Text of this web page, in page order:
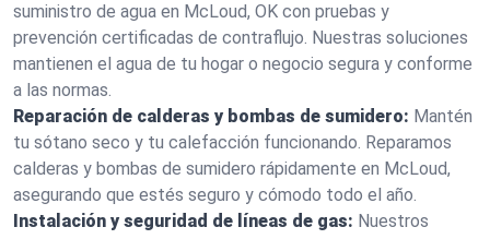
suministro de agua en McLoud, OK con pruebas y
prevención certificadas de contraflujo. Nuestras soluciones
mantienen el agua de tu hogar o negocio segura y conforme
a las normas.
Reparación de calderas y bombas de sumidero: Mantén
tu sótano seco y tu calefacción funcionando. Reparamos
calderas y bombas de sumidero rápidamente en McLoud,
asegurando que estés seguro y cómodo todo el año.
Instalación y seguridad de líneas de gas: Nuestros